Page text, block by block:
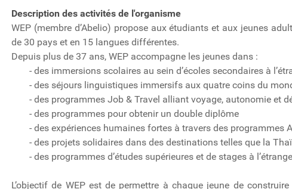
Description des activités de l'organisme
WEP (membre d’Abelio) propose aux étudiants et aux jeunes
de 30 pays et en 15 langues différentes.
Depuis plus de 37 ans, WEP accompagne les jeunes dans :
- des immersions scolaires au sein d’écoles secondaires à
- des séjours linguistiques immersifs aux quatre coins du
- des programmes Job & Travel alliant voyage, autonomie et
- des programmes pour obtenir un double diplôme
- des expériences humaines fortes à travers des programmes
- des projets solidaires dans des destinations telles que la
- des programmes d’études supérieures et de stages à
L’objectif de WEP est de permettre à chaque jeune de